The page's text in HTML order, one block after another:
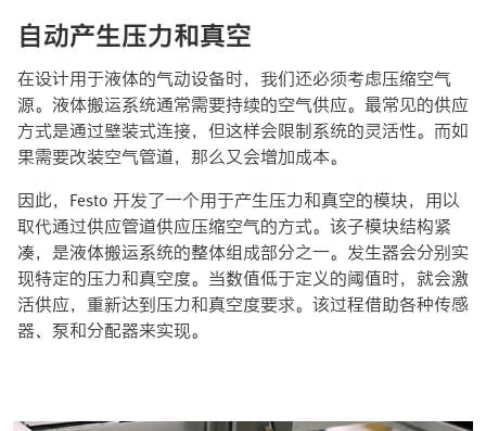
自动产生压力和真空
在设计用于液体的气动设备时，我们还必须考虑压缩空气
源。液体搬运系统通常需要持续的空气供应。最常见的供应
方式是通过壁装式连接，但这样会限制系统的灵活性。而如
果需要改装空气管道，那么又会增加成本。
因此，Festo 开发了一个用于产生压力和真空的模块，用以
取代通过供应管道供应压缩空气的方式。该子模块结构紧
凑，是液体搬运系统的整体组成部分之一。发生器会分别实
现特定的压力和真空度。当数值低于定义的阈值时，就会激
活供应，重新达到压力和真空度要求。该过程借助各种传感
器、泵和分配器来实现。